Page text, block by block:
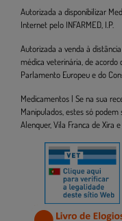
Autorizada a disponibilizar
Internet pelo INFARMED, I.P.
Autorizada a venda à
médica veterinária, de
Parlamento Europeu e do
Medicamentos | Se na sua
Manipulados, estes só
Alenquer, Vila Franca de Xira